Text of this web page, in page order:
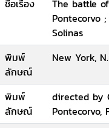
ชื่อเรื่อง
The battle
Pontecorvo
Solinas
พิมพ์
ลักษณ์
New York,
พิมพ์
ลักษณ์
directed by
Pontecorvo,